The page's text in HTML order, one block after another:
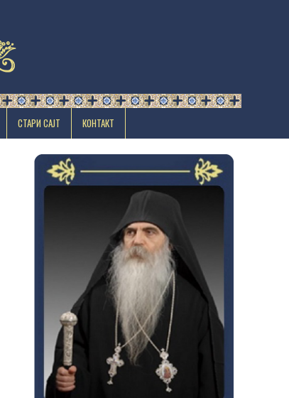
СТАРИ САЈТ КОНТАКТ